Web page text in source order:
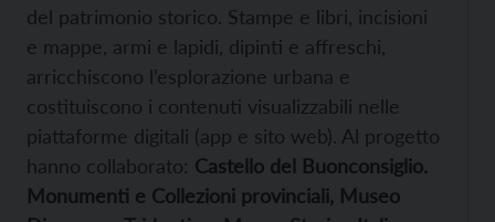
del patrimonio storico. Stampe e libri, incisioni
e mappe, armi e lapidi, dipinti e affreschi,
arricchiscono l’esplorazione urbana e
costituiscono i contenuti visualizzabili nelle
piattaforme digitali (app e sito web). Al progetto
hanno collaborato: Castello del Buonconsiglio.
Monumenti e Collezioni provinciali, Museo